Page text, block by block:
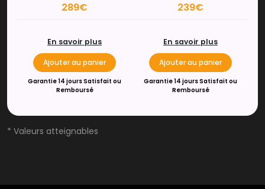
289€ 239€
En savoir plus
Ajouter au panier
Garantie 14 jours Satisfait ou
Remboursé
En savoir plus
Ajouter au panier
Garantie 14 jours Satisfait ou
Remboursé
* Valeurs atteignables